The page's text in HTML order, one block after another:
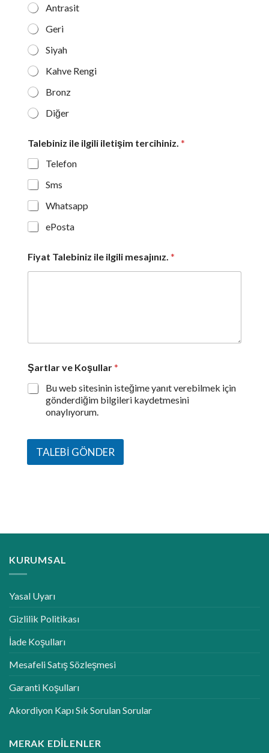
Antrasit
Geri
Siyah
Kahve Rengi
Bronz
Diğer
Talebiniz ile ilgili iletişim tercihiniz. *
Telefon
Sms
Whatsapp
ePosta
Fiyat Talebiniz ile ilgili mesajınız. *
Şartlar ve Koşullar*
Bu web sitesinin isteğime yanıt verebilmek için
gönderdiğim bilgileri kaydetmesini
onaylıyorum.
TALEBİ GÖNDER
KURUMSAL
Yasal Uyarı
Gizlilik Politikası
İade Koşulları
Mesafeli Satış Sözleşmesi
Garanti Koşulları
Akordiyon Kapı Sık Sorulan Sorular
MERAK EDILENLER